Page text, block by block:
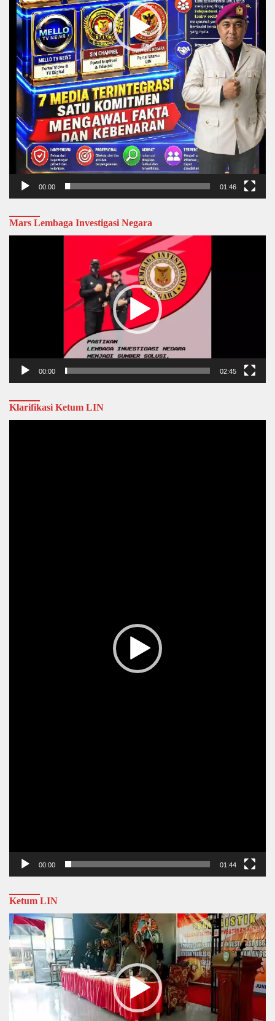
00:00 01:46
Mars Lembaga Investigasi Negara
00:00 02:45
Klarifikasi Ketum LIN
00:00 01:44
Ketum LIN
Video
Player